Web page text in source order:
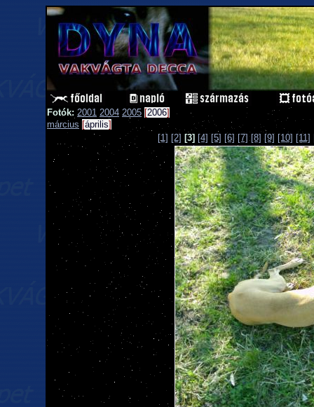
Fotók: 2001 2004 2005 [2006]
március [április]
[1] [2] [3] [4] [5] [6] [7] [8] [9] [10] [11]